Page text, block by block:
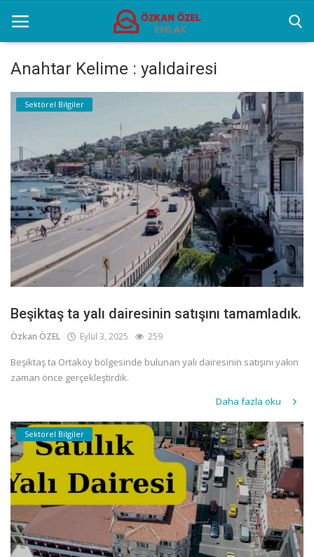
Anasayfa
Popüler Yerler
Sektörel Bilgiler
İletişim
Türkçe
Anahtar Kelime : yalıdairesi
Sektörel Bilgiler
Beşiktaş ta yalı dairesinin satışını tamamladık.
Özkan ÖZEL Eylül 3, 2025 259
Beşiktaş ta Ortaköy bölgesinde bulunan yalı dairesinin satışını yakın
zaman önce gerçekleştirdik.
Daha fazla oku
Sektörel Bilgiler